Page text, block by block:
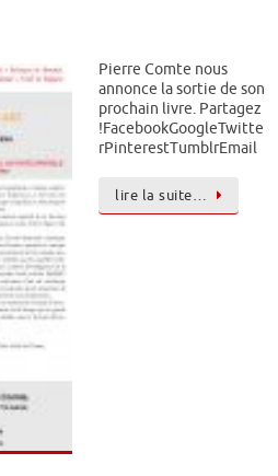
Pierre Comte nous
annonce la sortie de son
prochain livre. Partagez
!FacebookGoogleTwitte
rPinterestTumblrEmail
lire la suite…